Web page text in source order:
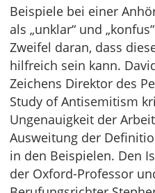
Beispiele bei einer
als „unklar“ und
Zweifel daran, dass
hilfreich sein kann.
Zeichens Direktor des
Study of Antisemitism
Ungenauigkeit der
Ausweitung der
in den Beispielen. Den
der Oxford-Professor